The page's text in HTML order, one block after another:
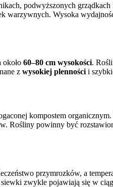
podwyższonych
warzywnych. Wysoka
około 60–80 cm wysokości.
z wysokiej plenności i
kompostem
Rośliny powinny być
przymrozków, a
siewki zwykle pojawiają się w